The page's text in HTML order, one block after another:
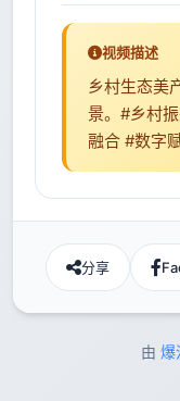
视频描述
乡村生态美
景。#乡村
融合 #数字
分享
由 爆